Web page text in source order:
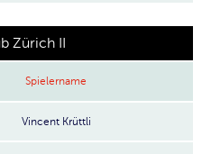
Zürich II
Spielername
Vincent Krüttli